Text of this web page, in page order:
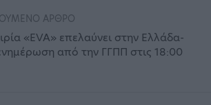
ΆΡΘΡΟ
«EVA» επελαύνει στην Ελλάδα-
από την ΓΓΠΠ στις 18:00